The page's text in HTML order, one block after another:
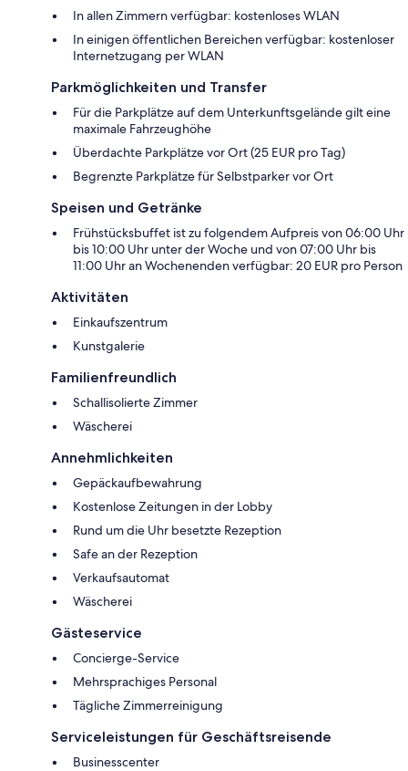
In allen Zimmern verfügbar: kostenloses WLAN
In einigen öffentlichen Bereichen verfügbar: kostenloser
Internetzugang per WLAN
Parkmöglichkeiten und Transfer
Für die Parkplätze auf dem Unterkunftsgelände gilt eine
maximale Fahrzeughöhe
Überdachte Parkplätze vor Ort (25 EUR pro Tag)
Begrenzte Parkplätze für Selbstparker vor Ort
Speisen und Getränke
Frühstücksbuffet ist zu folgendem Aufpreis von 06:00 Uhr
bis 10:00 Uhr unter der Woche und von 07:00 Uhr bis
11:00 Uhr an Wochenenden verfügbar: 20 EUR pro Person
Aktivitäten
Einkaufszentrum
Kunstgalerie
Familienfreundlich
Schallisolierte Zimmer
Wäscherei
Annehmlichkeiten
Gepäckaufbewahrung
Kostenlose Zeitungen in der Lobby
Rund um die Uhr besetzte Rezeption
Safe an der Rezeption
Verkaufsautomat
Wäscherei
Gästeservice
Concierge-Service
Mehrsprachiges Personal
Tägliche Zimmerreinigung
Serviceleistungen für Geschäftsreisende
Businesscenter